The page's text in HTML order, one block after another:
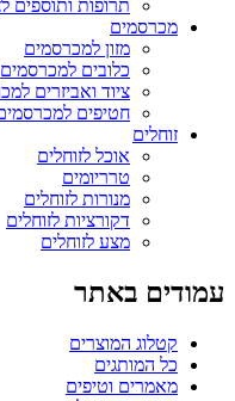
תרופות ותוספים
מכרסמים
מזון למכרסמים
כלובים למכרסמים
ציוד ואביזרים
חטיפים
זוחלים
אוכל לזוחלים
טרריומים
מנורות לזוחלים
דקורציות לזוחלים
מצע לזוחלים
עמודים באתר
קטלוג המוצרים
כל המותגים
מאמרים וטיפים